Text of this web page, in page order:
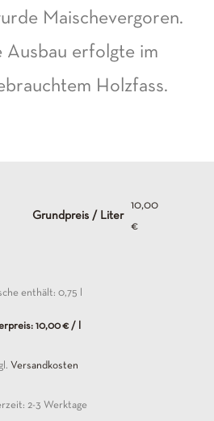
Maischevergoren.
Ausbau erfolgte im
Holzfass.
Grundpreis / Liter
10,00
€
enthält: 0,75
10,00€/
Versandkosten
2-3 Werktage